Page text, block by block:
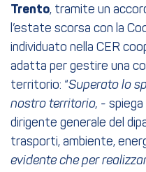
Trento, tramite un
l’estate scorsa con la
individuato nella CER
adatta per gestire una
territorio: “Superato lo
nostro territorio, - spiega
dirigente generale del
trasporti, ambiente,
evidente che per